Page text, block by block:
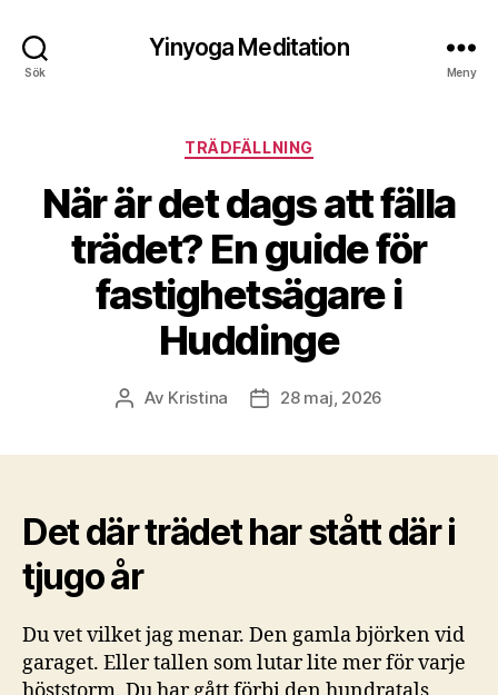
Sök
Yinyoga Meditation
Meny
Kategorier
TRÄDFÄLLNING
När är det dags att fälla
trädet? En guide för
fastighetsägare i
Huddinge
Inläggsförfattare
Av Kristina Inläggsdatum
28 maj, 2026
Det där trädet har stått där i
tjugo år
Du vet vilket jag menar. Den gamla björken vid
garaget. Eller tallen som lutar lite mer för varje